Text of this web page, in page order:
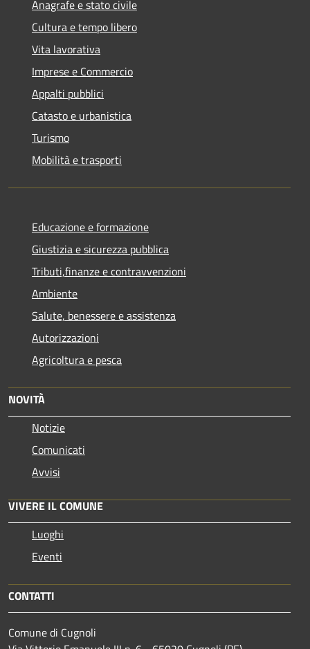
Anagrafe e stato civile
Cultura e tempo libero
Vita lavorativa
Imprese e Commercio
Appalti pubblici
Catasto e urbanistica
Turismo
Mobilità e trasporti
Educazione e formazione
Giustizia e sicurezza pubblica
Tributi,finanze e contravvenzioni
Ambiente
Salute, benessere e assistenza
Autorizzazioni
Agricoltura e pesca
NOVITÀ
Notizie
Comunicati
Avvisi
VIVERE IL COMUNE
Luoghi
Eventi
CONTATTI
Comune di Cugnoli